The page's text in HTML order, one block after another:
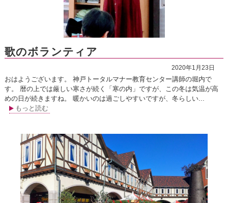
歌のボランティア
2020年1月23日
おはようございます。 神戸トータルマナー教育センター講師の堀内で
す。 暦の上では厳しい寒さが続く「寒の内」ですが、この冬は気温が高
めの日が続きますね。 暖かいのは過ごしやすいですが、冬らしい...
もっと読む